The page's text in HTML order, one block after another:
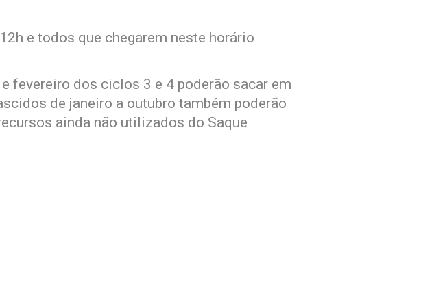
e todos que chegarem neste horário
fevereiro dos ciclos 3 e 4 poderão sacar em
de janeiro a outubro também poderão
ainda não utilizados do Saque